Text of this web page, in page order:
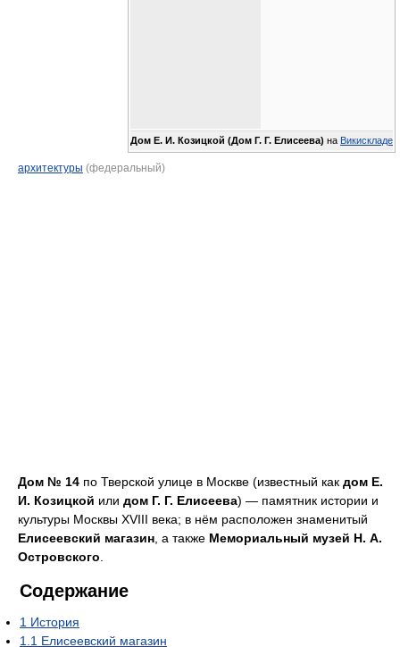
Дом Е. И. Козицкой (Дом Г. Г. Елисеева) на Викискладе
архитектуры (федеральный)
Дом № 14 по Тверской улице в Москве (известный как дом Е.
И. Козицкой или дом Г. Г. Елисеева) — памятник истории и
культуры Москвы ХVIII века; в нём расположен знаменитый
Елисеевский магазин , а также Мемориальный музей Н. А.
Островского
Содержание
1 История
1.1 Елисеевский магазин